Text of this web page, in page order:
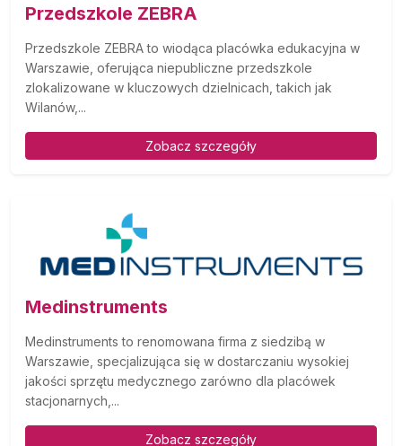
Przedszkole ZEBRA
Przedszkole ZEBRA to wiodąca placówka edukacyjna w
Warszawie, oferująca niepubliczne przedszkole
zlokalizowane w kluczowych dzielnicach, takich jak
Wilanów,...
Zobacz szczegóły
Medinstruments
Medinstruments to renomowana firma z siedzibą w
Warszawie, specjalizująca się w dostarczaniu wysokiej
jakości sprzętu medycznego zarówno dla placówek
stacjonarnych,...
Zobacz szczegóły